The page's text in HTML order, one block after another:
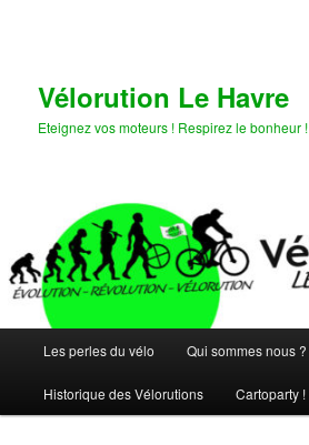
Vélorution Le Havre
Eteignez vos moteurs ! Respirez le bonheur !
principal
Les perles du vélo Qui sommes nous ?
Historique des Vélorutions Cartoparty !